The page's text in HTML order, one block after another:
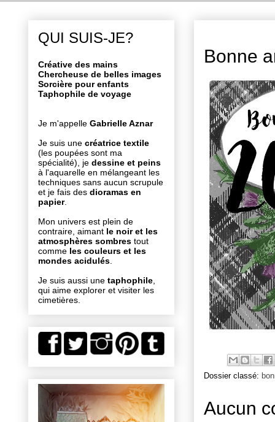
Bonne
Dossier classé:
Aucun
QUI SUIS-JE?
Créative des mains
Chercheuse de belles images
Sorcière pour enfants
Taphophile de voyage
Je m'appelle Gabrielle Aznar
Je suis une créatrice textile
(les poupées sont ma
spécialité), je dessine et peins
à l'aquarelle en mélangeant les
techniques sans aucun scrupule
et je fais des dioramas en
papier.
Mon univers est plein de
contraire, aimant le noir et les
atmosphères sombres tout
comme les couleurs et les
mondes acidulés
Je suis aussi une taphophile
qui aime explorer et visiter les
cimetières.